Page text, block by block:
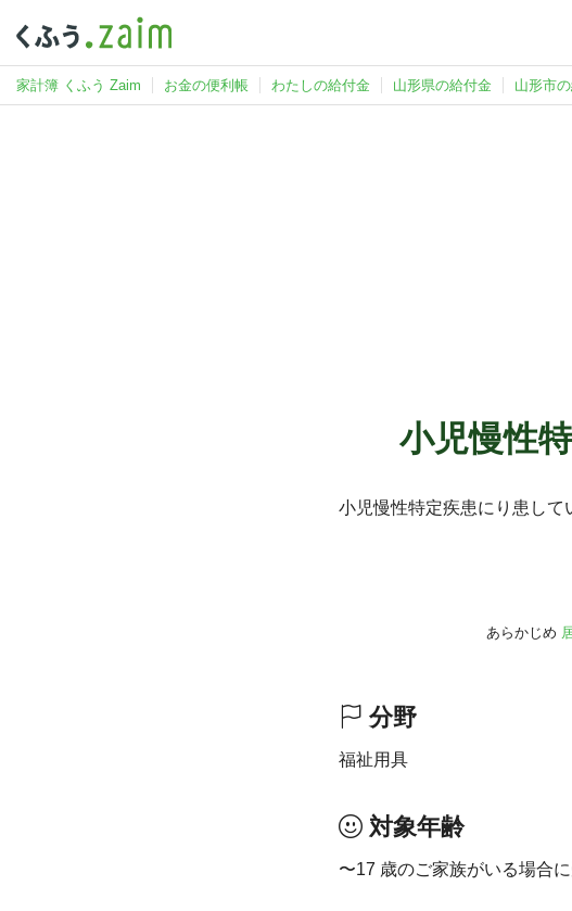
家計簿 くふう Zaim お金の便利帳 わたしの給付金 山形県の給付金 山形市
小児慢性
小児慢性特定疾患にり患して
あらかじめ
分野
福祉用具
対象年齢
〜17 歳のご家族がいる場合